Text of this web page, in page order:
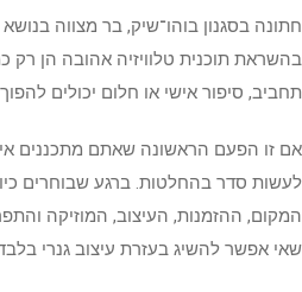
חתונה בסגנון בוהו־שיק, בר מצווה
בהשראת תוכנית טלוויזיה אהובה הן
תחביב, סיפור אישי או חלום יכולים
אם זו הפעם הראשונה שאתם מתכננים
לעשות סדר בהחלטות. ברגע שבוחרים
המקום, ההזמנות, העיצוב, המוזיקה
שאי אפשר להשיג בעזרת עיצוב גנרי